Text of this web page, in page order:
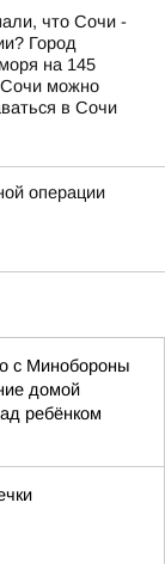
что Сочи -
Город
на 145
Сочи можно
в Сочи
операции
с Минобороны
домой
ребёнком